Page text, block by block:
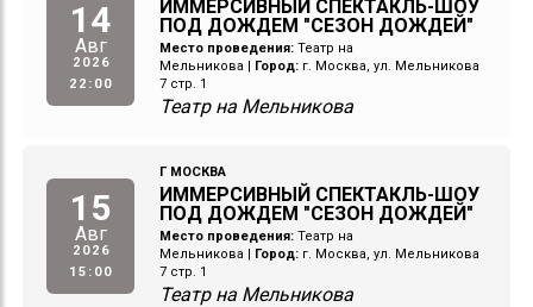
14
Авг
2026
22:00
ИММЕРСИВНЫЙ СПЕКТАКЛЬ-ШОУ
ПОД ДОЖДЕМ "СЕЗОН ДОЖДЕЙ"
Место проведения: Театр на
Мельникова | Город: г. Москва, ул. Мельникова
7 стр. 1
Театр на Мельникова
15
Авг
2026
15:00
Г МОСКВА
ИММЕРСИВНЫЙ СПЕКТАКЛЬ-ШОУ
ПОД ДОЖДЕМ "СЕЗОН ДОЖДЕЙ"
Место проведения: Театр на
Мельникова | Город: г. Москва, ул. Мельникова
7 стр. 1
Театр на Мельникова